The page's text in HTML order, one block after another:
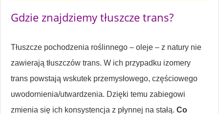
Gdzie znajdziemy tłuszcze trans?
Tłuszcze pochodzenia roślinnego – oleje – z natury nie
zawierają tłuszczów trans. W ich przypadku izomery
trans powstają wskutek przemysłowego, częściowego
uwodornienia/utwardzenia. Dzięki temu zabiegowi
zmienia się ich konsystencja z płynnej na stałą.Co